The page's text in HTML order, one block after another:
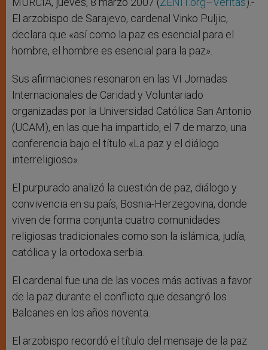
El arzobispo de Sarajevo, cardenal Vinko Puljic,
declara que «así como la paz es esencial para el
hombre, el hombre es esencial para la paz».
Sus afirmaciones resonaron en las VI Jornadas
Internacionales de Caridad y Voluntariado
organizadas por la Universidad Católica San Antonio
(UCAM), en las que ha impartido, el 7 de marzo, una
conferencia bajo el título «La paz y el diálogo
interreligioso».
El purpurado analizó la cuestión de paz, diálogo y
convivencia en su país, Bosnia-Herzegovina, donde
viven de forma conjunta cuatro comunidades
religiosas tradicionales como son la islámica, judía,
católica y la ortodoxa serbia.
El cardenal fue una de las voces más activas a favor
de la paz durante el conflicto que desangró los
Balcanes en los años noventa.
El arzobispo recordó el título del mensaje de la paz